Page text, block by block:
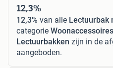
12,3%
12,3% van alle Lectuurbak
categorie
Lectuurbakken zijn in de
aangeboden.